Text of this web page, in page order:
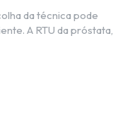
da técnica pode
A RTU da próstata,